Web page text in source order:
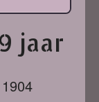
jaar